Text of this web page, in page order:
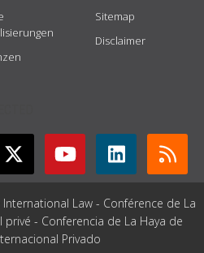
Sitemap
Disclaimer
Law - Conférence de La
- Conferencia de La Haya de
Privado